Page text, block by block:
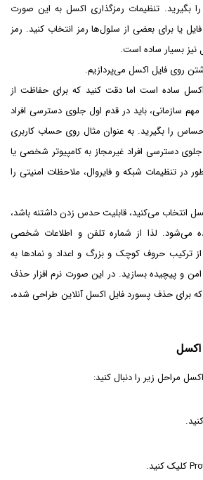
بگیرید. تنظیمات رمزگذاری اکسل به این صورت
یا برای بعضی از سلول‌ها رمز انتخاب کنید. رمز
بسیار ساده است.
روی فایل اکسل می‌پردازیم.
ساده است اما دقت کنید که برای حفاظت از
سازمانی، باید در قدم اول جلوی دسترسی افراد
را بگیرید. به عنوان مثال روی حساب کاربری
جلوی دسترسی افراد غیرمجاز به کامپیوتر شخصی یا
در تنظیمات شبکه و فایروال، ملاحظات امنیتی را
انتخاب می‌کنید، قابلیت حدس زدن داشتنه باشد،
می‌شود. لذا از شماره تلفن و اطلاعات شخصی
از ترکیب حروف کوچک و بزرگ و اعداد و نمادها به
و پیچیده بسازید. در این صورت نرم افزار حذف
برای حذف پسورد فایل اکسل آنلاین طراحی شده،‌
اکسل
مراحل زیر را دنبال کنید: